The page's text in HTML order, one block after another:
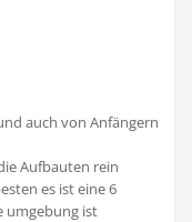
auch von Anfängern
Aufbauten rein
es ist eine 6
umgebung ist